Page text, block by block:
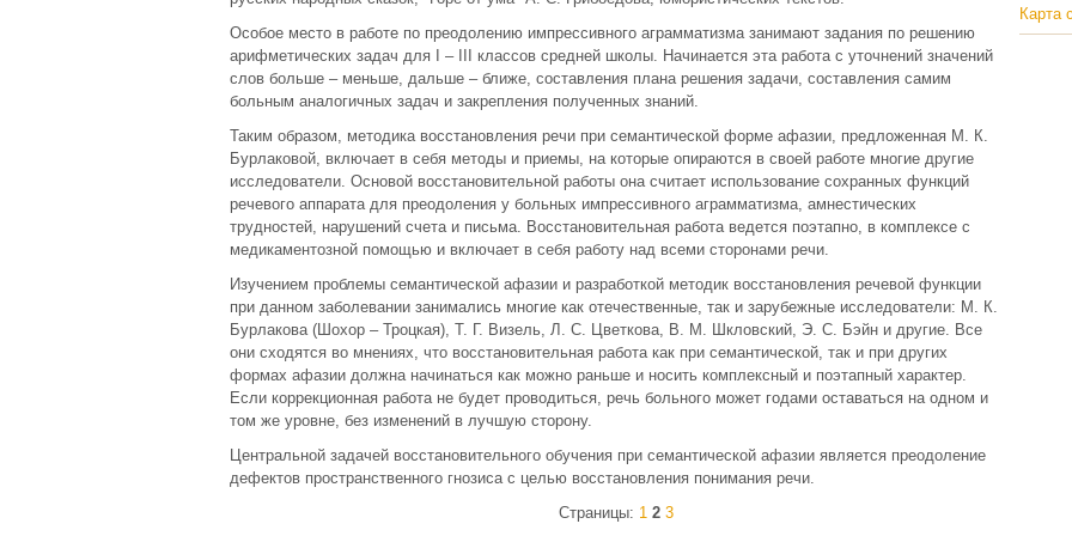
Особое место в работе по преодолению импрессивного аграмматизма занимают задания по решению
арифметических задач для I – III классов средней школы. Начинается эта работа с уточнений значений
слов больше – меньше, дальше – ближе, составления плана решения задачи, составления самим
больным аналогичных задач и закрепления полученных знаний.
Таким образом, методика восстановления речи при семантической форме афазии, предложенная М. К.
Бурлаковой, включает в себя методы и приемы, на которые опираются в своей работе многие другие
исследователи. Основой восстановительной работы она считает использование сохранных функций
речевого аппарата для преодоления у больных импрессивного аграмматизма, амнестических
трудностей, нарушений счета и письма. Восстановительная работа ведется поэтапно, в комплексе с
медикаментозной помощью и включает в себя работу над всеми сторонами речи.
Изучением проблемы семантической афазии и разработкой методик восстановления речевой функции
при данном заболевании занимались многие как отечественные, так и зарубежные исследователи: М. К.
Бурлакова (Шохор – Троцкая), Т. Г. Визель, Л. С. Цветкова, В. М. Шкловский, Э. С. Бэйн и другие. Все
они сходятся во мнениях, что восстановительная работа как при семантической, так и при других
формах афазии должна начинаться как можно раньше и носить комплексный и поэтапный характер.
Если коррекционная работа не будет проводиться, речь больного может годами оставаться на одном и
том же уровне, без изменений в лучшую сторону.
Центральной задачей восстановительного обучения при семантической афазии является преодоление
дефектов пространственного гнозиса с целью восстановления понимания речи.
Страницы: 1 2 3
Карта